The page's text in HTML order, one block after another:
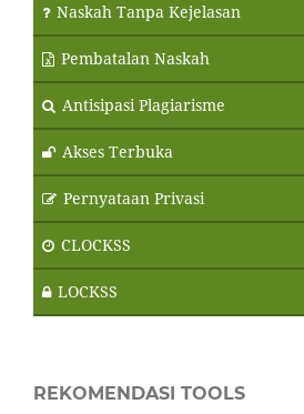
Naskah Tanpa Kejelasan
Pembatalan Naskah
Antisipasi Plagiarisme
Akses Terbuka
Pernyataan Privasi
CLOCKSS
LOCKSS
REKOMENDASI TOOLS